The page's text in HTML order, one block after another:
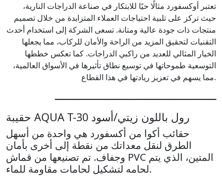
تعتبر أوكسفورد مثالًا حيًا للابتكار في صناعة الدراجات النارية،
حيث تركز على تلبية احتياجات العملاء المتزايدة من خلال تصميم
منتجات ذات جودة عالية ومتانة. تسعى الشركة إلى استخدام أحدث
التقنيات لتحقيق المزيد من الراحة والأمان للركاب، مما يجعلها
الخيار المثالي للعديد من راكبي الدراجات. كما تعكس خططها
التوسعية طموحاتها في توسيع نطاق تأثيرها في الأسواق العالمية،
مما يسهم في تعزيز ريادتها في هذا القطاع.
ـــــــــــــــــــــــــــــــــــــــــــــــــــــــــــــــــ
حقيبة AQUA T-30 رول باللون زيتي/أسود
حقائب أكوا من أكسفورد هي واحدة من أسهل
الطرق لنقل معداتك من نقطة إلى أخرى بأمان
وجفاف. تم تصنيعها من قماش PVC المتين، الذي يتم
لحامه لتشكيل لحامات مقاومة للماء.